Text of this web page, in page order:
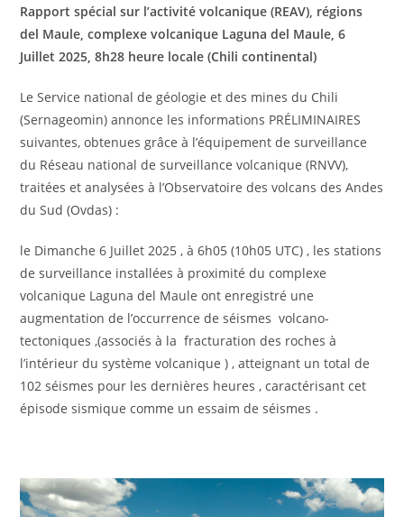
Rapport spécial sur l’activité volcanique (REAV), régions
del Maule, complexe volcanique Laguna del Maule, 6
Juillet 2025, 8h28 heure locale (Chili continental)
Le Service national de géologie et des mines du Chili
(Sernageomin) annonce les informations PRÉLIMINAIRES
suivantes, obtenues grâce à l’équipement de surveillance
du Réseau national de surveillance volcanique (RNVV),
traitées et analysées à l’Observatoire des volcans des Andes
du Sud (Ovdas) :
le Dimanche 6 Juillet 2025 , à 6h05 (10h05 UTC) , les stations
de surveillance installées à proximité du complexe
volcanique Laguna del Maule ont enregistré une
augmentation de l’occurrence de séismes volcano-
tectoniques ,(associés à la fracturation des roches à
l’intérieur du système volcanique ) , atteignant un total de
102 séismes pour les dernières heures , caractérisant cet
épisode sismique comme un essaim de séismes .